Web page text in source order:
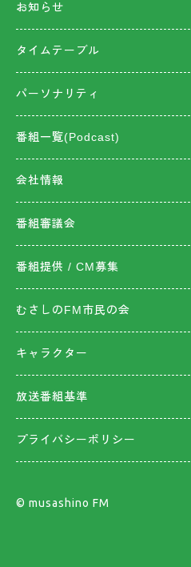
お知らせ
タイムテーブル
パーソナリティ
番組一覧(Podcast)
会社情報
番組審議会
番組提供 / CM募集
むさしのFM市民の会
キャラクター
放送番組基準
プライバシーポリシー
©︎ musashino FM